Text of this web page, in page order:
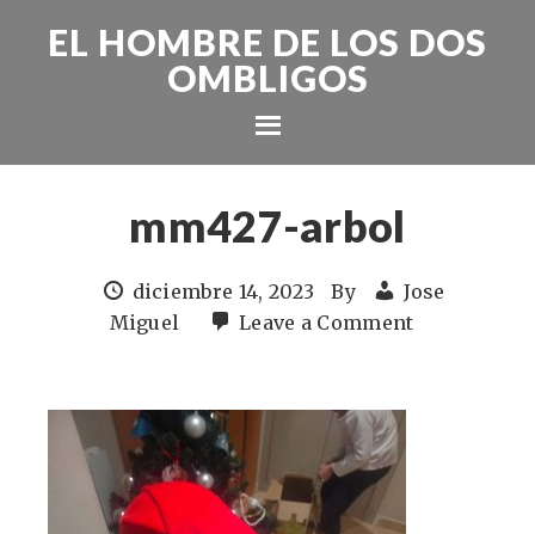
EL HOMBRE DE LOS DOS
OMBLIGOS
mm427-arbol
diciembre 14, 2023 By
Jose
Miguel
Leave a Comment